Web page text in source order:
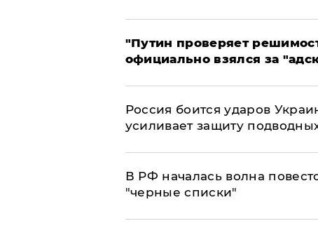
"Путин проверяет
официально взялся за
Россия боится ударов
усиливает защиту
​В РФ началась волна
"черные списки"